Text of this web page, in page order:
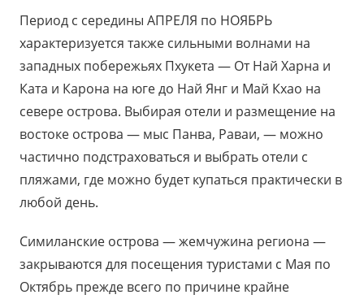
Период с середины АПРЕЛЯ по НОЯБРЬ
характеризуется также сильными волнами на
западных побережьях Пхукета — От Най Харна и
Ката и Карона на юге до Най Янг и Май Кхао на
севере острова. Выбирая отели и размещение на
востоке острова — мыс Панва, Раваи, — можно
частично подстраховаться и выбрать отели с
пляжами, где можно будет купаться практически в
любой день.
Симиланские острова — жемчужина региона —
закрываются для посещения туристами с Мая по
Октябрь прежде всего по причине крайне